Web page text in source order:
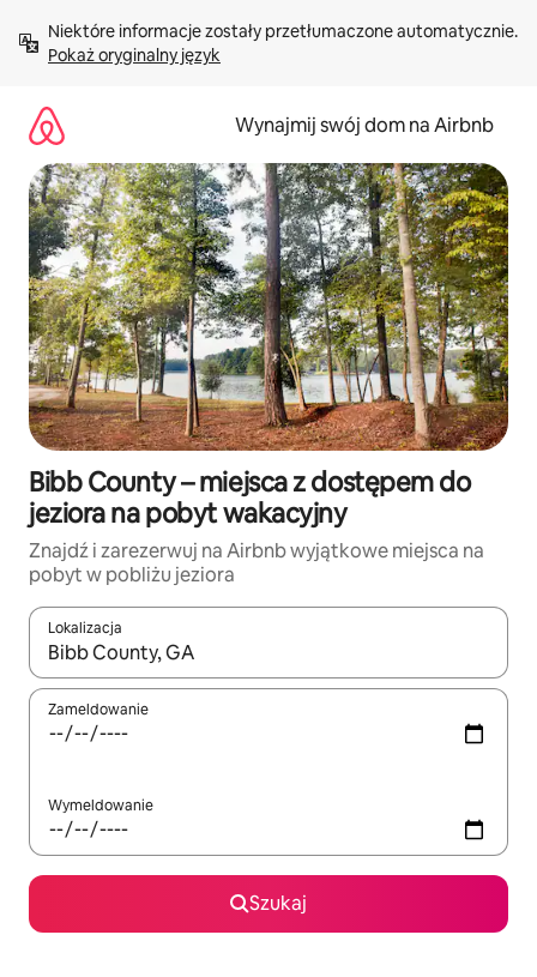
treści Pokaż oryginalny język
Wynajmij swój dom na Airbnb
Bibb County – miejsca z dostępem do
jeziora na pobyt wakacyjny
Znajdź i zarezerwuj na Airbnb wyjątkowe miejsca na
pobyt w pobliżu jeziora
Lokalizacja
Gdy wyniki będą dostępne, możesz poruszać się po nich za
Zameldowanie
Wymeldowanie
Szukaj